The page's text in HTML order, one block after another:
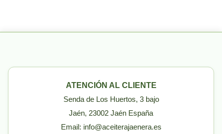
ATENCIÓN AL CLIENTE
Senda de Los Huertos, 3 bajo
Jaén, 23002 Jaén España
Email: info@aceiterajaenera.es